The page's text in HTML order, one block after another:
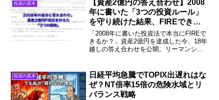
りましょう！
投資の基本
【資産2億円の答え合わせ】2008
年に書いた「3つの投資ルール」
を守り続けた結果、FIREできま
した。
「2008年に書いた投資法で本当にFIREで
きるか？」資産2億円を達成した今、18年
越しの答え合わせを公開。リーマンショ
へ贈る、実録・資産防衛術。続きをチェ
ック。
投資の基本
日経平均急騰でTOPIX出遅れはな
ぜ？NT倍率15倍の危険水域とリ
バランス戦略